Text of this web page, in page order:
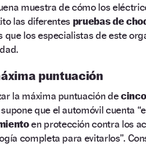
muestra de cómo los
las diferentes pruebas de
que los especialistas de este
puntuación
la máxima puntuación de
supone que el automóvil cuenta
en protección contra los
completa para evitarlos”.